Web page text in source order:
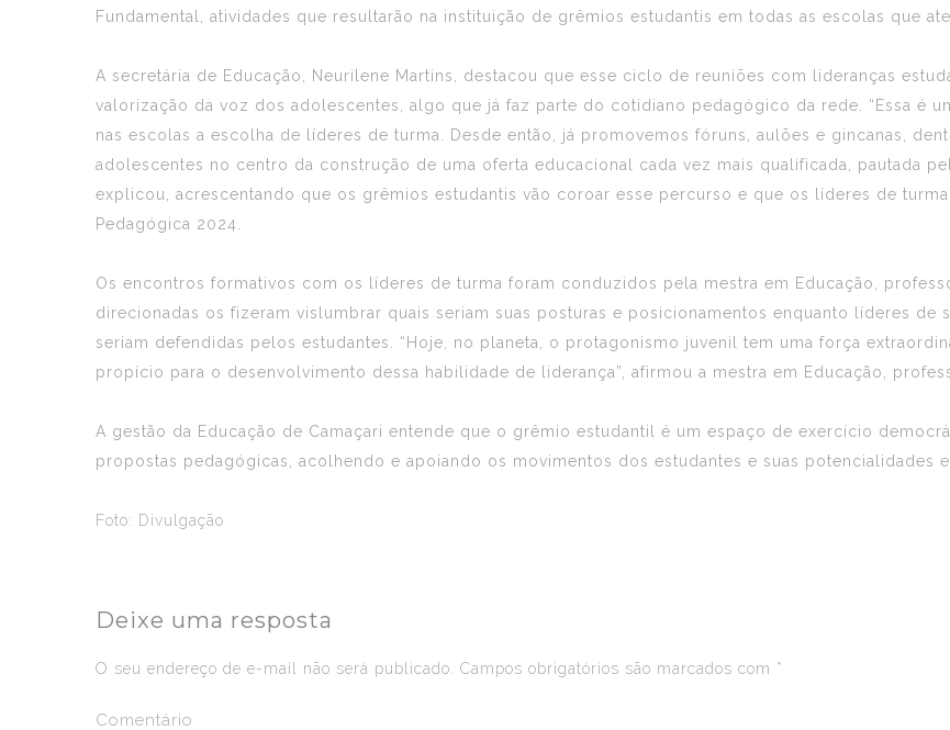
Fundamental, atividades que resultarão na instituição de grêmios estudantis em todas as escolas que
A secretária de Educação, Neurilene Martins, destacou que esse ciclo de reuniões com lideranças
valorização da voz dos adolescentes, algo que já faz parte do cotidiano pedagógico da rede. “Essa é
nas escolas a escolha de líderes de turma. Desde então, já promovemos fóruns, aulões e gincanas,
adolescentes no centro da construção de uma oferta educacional cada vez mais qualificada, pautada
explicou, acrescentando que os grêmios estudantis vão coroar esse percurso e que os líderes de
Pedagógica 2024.
Os encontros formativos com os líderes de turma foram conduzidos pela mestra em Educação,
direcionadas os fizeram vislumbrar quais seriam suas posturas e posicionamentos enquanto líderes
seriam defendidas pelos estudantes. “Hoje, no planeta, o protagonismo juvenil tem uma força
propício para o desenvolvimento dessa habilidade de liderança”, afirmou a mestra em Educação,
A gestão da Educação de Camaçari entende que o grêmio estudantil é um espaço de exercício
propostas pedagógicas, acolhendo e apoiando os movimentos dos estudantes e suas potencialidades
Foto: Divulgação
Deixe uma resposta
O seu endereço de e-mail não será publicado. Campos obrigatórios são marcados com *
Comentário